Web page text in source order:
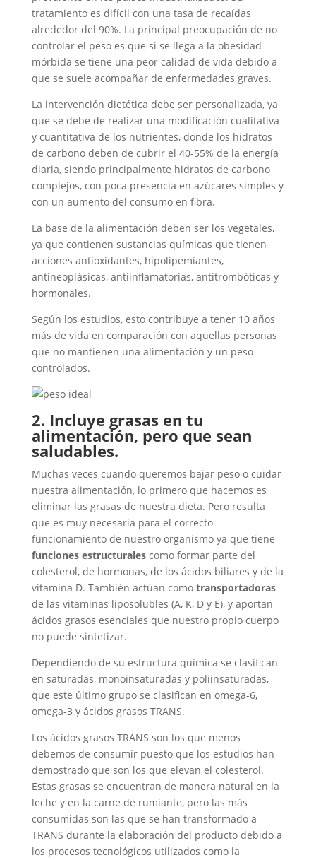
tratamiento es difícil con una tasa de recaídas
alrededor del 90%. La principal preocupación de no
controlar el peso es que si se llega a la obesidad
mórbida se tiene una peor calidad de vida debido a
que se suele acompañar de enfermedades graves.
La intervención dietética debe ser personalizada, ya
que se debe de realizar una modificación cualitativa
y cuantitativa de los nutrientes, donde los hidratos
de carbono deben de cubrir el 40-55% de la energía
diaria, siendo principalmente hidratos de carbono
complejos, con poca presencia en azúcares simples y
con un aumento del consumo en fibra.
La base de la alimentación deben ser los vegetales,
ya que contienen sustancias químicas que tienen
acciones antioxidantes, hipolipemiantes,
antineoplásicas, antiinflamatorias, antitrombóticas y
hormonales.
Según los estudios, esto contribuye a tener 10 años
más de vida en comparación con aquellas personas
que no mantienen una alimentación y un peso
controlados.
2. Incluye grasas en tu
alimentación, pero que sean
saludables.
Muchas veces cuando queremos bajar peso o cuidar
nuestra alimentación, lo primero que hacemos es
eliminar las grasas de nuestra dieta. Pero resulta
que es muy necesaria para el correcto
funcionamiento de nuestro organismo ya que tiene
funciones estructuralescomo formar parte del
colesterol, de hormonas, de los ácidos biliares y de la
vitamina D. También actúan como transportadoras
de las vitaminas liposolubles (A, K, D y E), y aportan
ácidos grasos esenciales que nuestro propio cuerpo
no puede sintetizar.
Dependiendo de su estructura química se clasifican
en saturadas, monoinsaturadas y poliinsaturadas,
que este último grupo se clasifican en omega-6,
omega-3 y ácidos grasos TRANS.
Los ácidos grasos TRANS son los que menos
debemos de consumir puesto que los estudios han
demostrado que son los que elevan el colesterol.
Estas grasas se encuentran de manera natural en la
leche y en la carne de rumiante, pero las más
consumidas son las que se han transformado a
TRANS durante la elaboración del producto debido a
los procesos tecnológicos utilizados como la